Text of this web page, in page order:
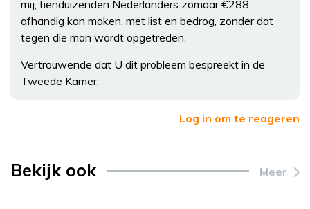
mij, tienduizenden Nederlanders zomaar €288
afhandig kan maken, met list en bedrog, zonder dat
tegen die man wordt opgetreden.
Vertrouwende dat U dit probleem bespreekt in de
Tweede Kamer,
Log in om te reageren
Bekijk ook Meer